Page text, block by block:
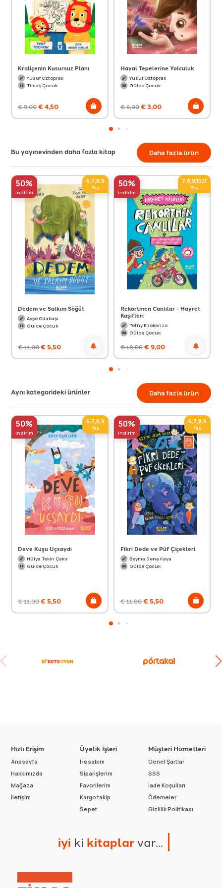
Kraliçenin Kusursuz Planı
Yusuf Öztoprak
Timaş Çocuk
€9,00€4,50
Hayal Tepelerine Yolculuk
Yusuf Öztoprak
Gülce Çocuk
€6,00€3,00
Bu yayınevinden daha fazla kitap Daha fazla ürün
50%
indirim
6,7,8,9
Yaş
Dedem ve Salkım Söğüt
Ayşe Odabaşı
Gülce Çocuk
€11,00€ 5,50
50%
indirim
7,8,9,10,11
Yaş
Rekortmen Canlılar - Hayret
Kaşifleri
Tethy Ezokanzo
Gülce Çocuk
€18,00€9,00
Aynı kategorideki ürünler Daha fazla ürün
50%
indirim
6,7,8,9
Yaş
Deve Kuşu Uçsaydı
Hülya Tekin Çakır
Gülce Çocuk
€11,00€ 5,50
50%
indirim
6,7,8,9
Yaş
Fikri Dede ve Püf Çiçekleri
Şeyma Sena Kaya
Gülce Çocuk
€11,00€5,50
Hızlı Erişim
Anasayfa
Hakkımızda
Mağaza
İletişim
Üyelik İşleri
Hesabım
Siparişlerim
Favorilerim
Kargo takip
Sepet
Müşteri Hizmetleri
Genel Şartlar
SSS
İade Koşulları
Ödemeler
Gizlilik Politikası
iyi ki kitaplarvar...